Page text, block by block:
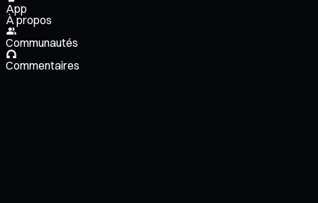
App
À propos
Communautés
Commentaires